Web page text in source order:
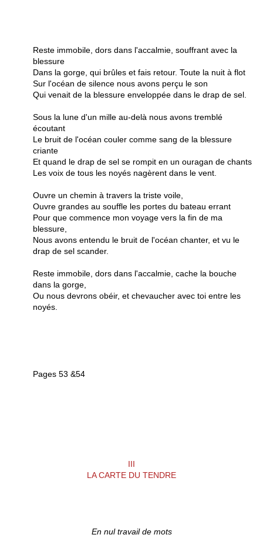
Reste immobile, dors dans l'accalmie, souffrant avec la
blessure
Dans la gorge, qui brûles et fais retour. Toute la nuit à flot
Sur l'océan de silence nous avons perçu le son
Qui venait de la blessure enveloppée dans le drap de sel.
Sous la lune d'un mille au-delà nous avons tremblé
écoutant
Le bruit de l'océan couler comme sang de la blessure
criante
Et quand le drap de sel se rompit en un ouragan de chants
Les voix de tous les noyés nagèrent dans le vent.
Ouvre un chemin à travers la triste voile,
Ouvre grandes au souffle les portes du bateau errant
Pour que commence mon voyage vers la fin de ma
blessure,
Nous avons entendu le bruit de l'océan chanter, et vu le
drap de sel scander.
Reste immobile, dors dans l'accalmie, cache la bouche
dans la gorge,
Ou nous devrons obéir, et chevaucher avec toi entre les
noyés.
Pages 53 &54
III
LA CARTE DU TENDRE
En nul travail de mots